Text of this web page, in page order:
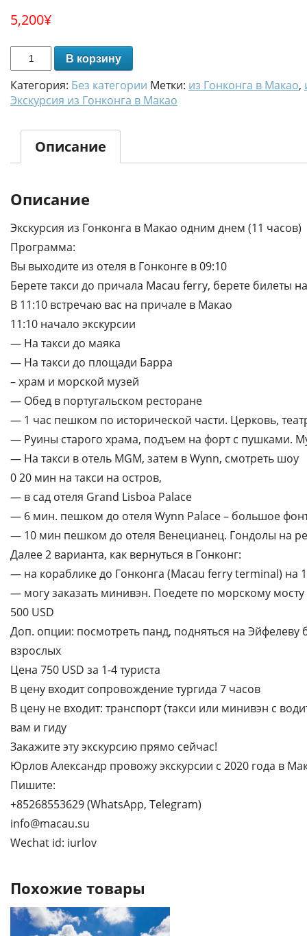
5,200¥
В корзину
Категория: Без категории Метки: из Гонконга в Макао,
Экскурсия из Гонконга в Макао
Описание
Описание
Экскурсия из Гонконга в Макао одним днем (11 часов)
Программа:
Вы выходите из отеля в Гонконге в 09:10
Берете такси до причала Macau ferry, берете билеты
В 11:10 встречаю вас на причале в Макао
11:10 начало экскурсии
— На такси до маяка
— На такси до площади Барра
– храм и морской музей
— Обед в португальском ресторане
— 1 час пешком по исторической части. Церковь,
— Руины старого храма, подъем на форт с пушками.
— На такси в отель MGM, затем в Wynn, смотреть шоу
0 20 мин на такси на остров,
— в сад отеля Grand Lisboa Palace
— 6 мин. пешком до отеля Wynn Palace – большое
— 10 мин пешком до отеля Венецианец. Гондолы на
Далее 2 варианта, как вернуться в Гонконг:
— на кораблике до Гонконга (Macau ferry terminal) на
— могу заказать минивэн. Поедете по морскому
500 USD
Доп. опции: посмотреть панд, подняться на
взрослых
Цена 750 USD за 1-4 туриста
В цену входит сопровождение тургида 7 часов
В цену не входит: транспорт (такси или минивэн с
вам и гиду
Закажите эту экскурсию прямо сейчас!
Юрлов Александр провожу экскурсии с 2020 года в
Пишите:
+85268553629 (WhatsApp, Telegram)
info@macau.su
Wechat id: iurlov
Похожие товары